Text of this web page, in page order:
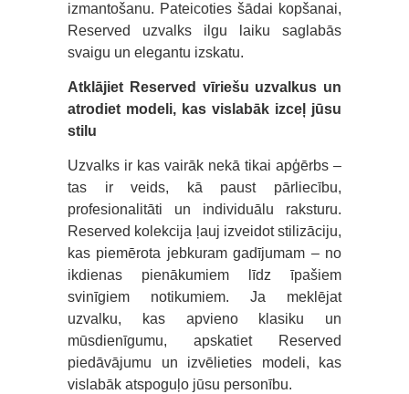
izmantošanu. Pateicoties šādai kopšanai,
Reserved uzvalks ilgu laiku saglabās
svaigu un elegantu izskatu.
Atklājiet Reserved vīriešu uzvalkus un
atrodiet modeli, kas vislabāk izceļ jūsu
stilu
Uzvalks ir kas vairāk nekā tikai apģērbs –
tas ir veids, kā paust pārliecību,
profesionalitāti un individuālu raksturu.
Reserved kolekcija ļauj izveidot stilizāciju,
kas piemērota jebkuram gadījumam – no
ikdienas pienākumiem līdz īpašiem
svinīgiem notikumiem. Ja meklējat
uzvalku, kas apvieno klasiku un
mūsdienīgumu, apskatiet Reserved
piedāvājumu un izvēlieties modeli, kas
vislabāk atspoguļo jūsu personību.